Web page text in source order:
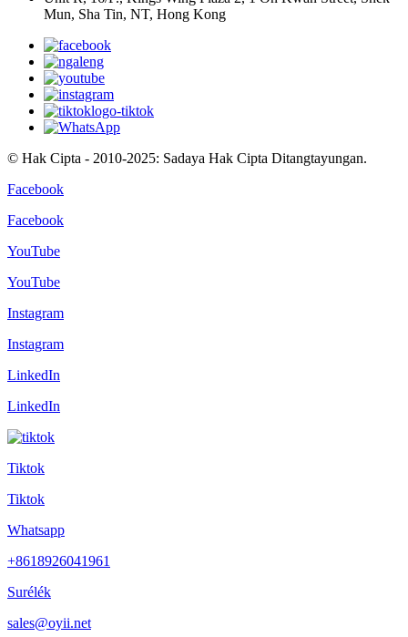
Mun, Sha Tin, NT, Hong Kong
© Hak Cipta - 2010-2025: Sadaya Hak Cipta Ditangtayungan.
Facebook
Facebook
YouTube
YouTube
Instagram
Instagram
LinkedIn
LinkedIn
Tiktok
Tiktok
Whatsapp
+8618926041961
Surélék
sales@oyii.net